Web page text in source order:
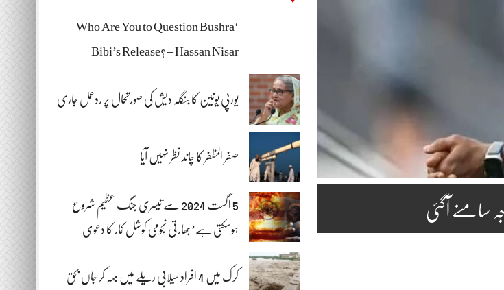
‘Who Are You to Question Bushra
Bibi’s Release? – Hassan Nisar
یورپی یونین کا بنگلہ دیش کی صورتحال پر ردعمل جاری
صفر المظفر کا چاند نظر نہیں آیا
5 اگست 2024 سے تیسری جنگ عظیم شروع
ہوسکتی ہے’بھارتی نجومی کوشل کمار کا دعوی
کرک میں 4 افراد سیلابی ریلے میں بہہ کر جاں بحق